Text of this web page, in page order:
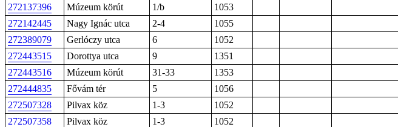
272137396
Múzeum körút 1/b 1053
272142445
Nagy Ignác utca 2-4 1055
272389079
Gerlóczy utca 6 1052
272443515
Dorottya utca 9 1351
272443516
Múzeum körút 31-33 1353
272444835
Fővám tér 5 1056
272507328
Pilvax köz 1-3 1052
272507358
Pilvax köz 1-3 1052